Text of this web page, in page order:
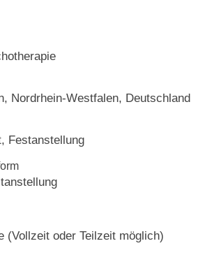
Nordrhein-Westfalen, Deutschland
Festanstellung
(Vollzeit oder Teilzeit möglich)